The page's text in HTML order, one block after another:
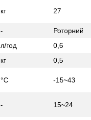
кг 27
-
Роторний
л/год
0,6
кг
0,5
°С -15~43
- 15~24